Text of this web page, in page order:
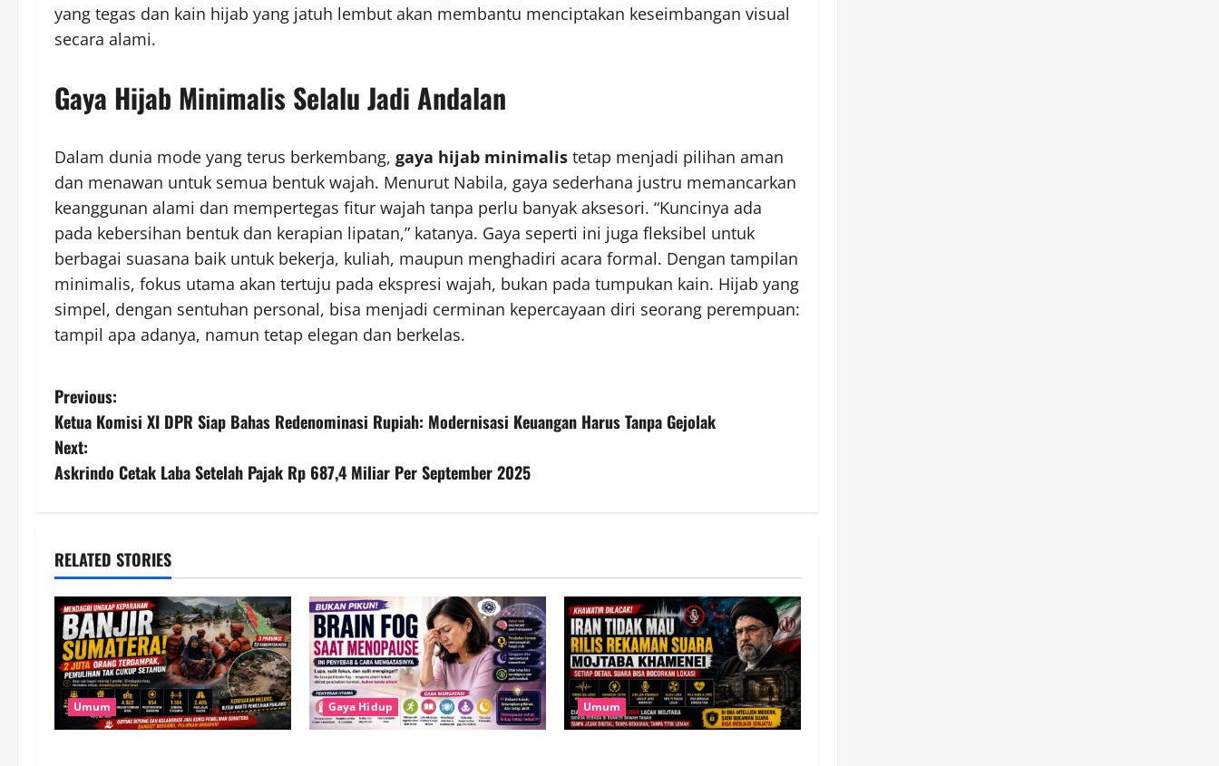
yang tegas dan kain hijab yang jatuh lembut akan membantu menciptakan keseimbangan visual
secara alami.
Gaya Hijab Minimalis Selalu Jadi Andalan
Dalam dunia mode yang terus berkembang, gaya hijab minimalis tetap menjadi pilihan aman
dan menawan untuk semua bentuk wajah. Menurut Nabila, gaya sederhana justru memancarkan
keanggunan alami dan mempertegas fitur wajah tanpa perlu banyak aksesori. “Kuncinya ada
pada kebersihan bentuk dan kerapian lipatan,” katanya. Gaya seperti ini juga fleksibel untuk
berbagai suasana baik untuk bekerja, kuliah, maupun menghadiri acara formal. Dengan tampilan
minimalis, fokus utama akan tertuju pada ekspresi wajah, bukan pada tumpukan kain. Hijab yang
simpel, dengan sentuhan personal, bisa menjadi cerminan kepercayaan diri seorang perempuan:
tampil apa adanya, namun tetap elegan dan berkelas.
P
o
s
n
a
v
i
g
a
Previous:
Ketua Komisi XI DPR Siap Bahas Redenominasi Rupiah: Modernisasi Keuangan Harus Tanpa Gejolak
Next:
Askrindo Cetak Laba Setelah Pajak Rp 687,4 Miliar Per September 2025
RELATED STORIES
Umum Gaya Hidup Umum